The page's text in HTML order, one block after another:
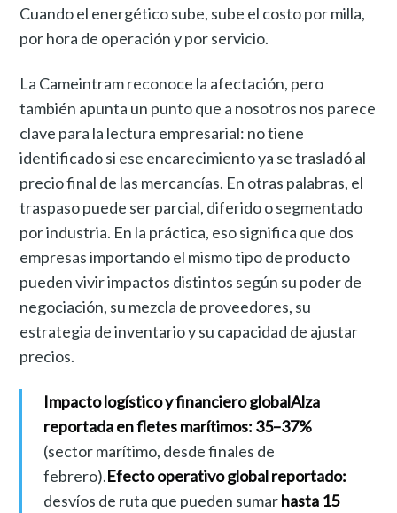
Cuando el energético sube, sube el costo por milla,
por hora de operación y por servicio.
La Cameintram reconoce la afectación, pero
también apunta un punto que a nosotros nos parece
clave para la lectura empresarial: no tiene
identificado si ese encarecimiento ya se trasladó al
precio final de las mercancías. En otras palabras, el
traspaso puede ser parcial, diferido o segmentado
por industria. En la práctica, eso significa que dos
empresas importando el mismo tipo de producto
pueden vivir impactos distintos según su poder de
negociación, su mezcla de proveedores, su
estrategia de inventario y su capacidad de ajustar
precios.
Impacto logístico y financiero globalAlza
reportada en fletes marítimos: 35–37%
(sector marítimo, desde finales de
febrero).Efecto operativo global reportado:
desvíos de ruta que pueden sumarhasta 15